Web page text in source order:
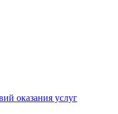
оказания услуг